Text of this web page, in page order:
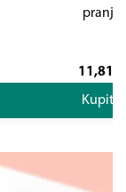
pranje
11,81
Kupite